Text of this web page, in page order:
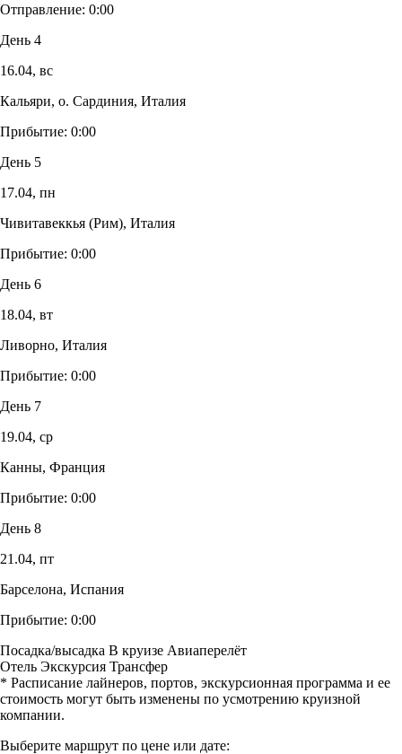
Отправление: 0:00
День 4
16.04, вс
Кальяри, о. Сардиния, Италия
Прибытие: 0:00
День 5
17.04, пн
Чивитавеккья (Рим), Италия
Прибытие: 0:00
День 6
18.04, вт
Ливорно, Италия
Прибытие: 0:00
День 7
19.04, ср
Канны, Франция
Прибытие: 0:00
День 8
21.04, пт
Барселона, Испания
Прибытие: 0:00
Посадка/высадка В круизе Авиаперелёт
Отель Экскурсия Трансфер
* Расписание лайнеров, портов, экскурсионная программа и ее
стоимость могут быть изменены по усмотрению круизной
компании.
Выберите маршрут по цене или дате: